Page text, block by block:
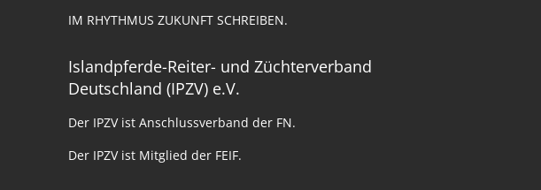
IM RHYTHMUS ZUKUNFT SCHREIBEN.
Islandpferde-Reiter- und Züchterverband
Deutschland (IPZV) e.V.
Der IPZV ist Anschlussverband der FN.
Der IPZV ist Mitglied der FEIF.